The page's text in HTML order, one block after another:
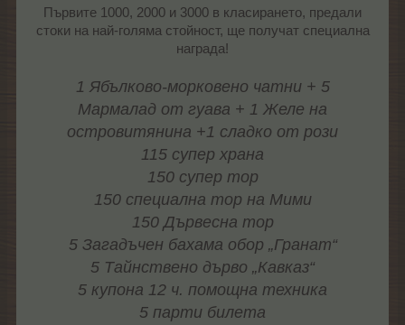
Първите 1000, 2000 и 3000 в класирането, предали
стоки на най-голяма стойност, ще получат специална
награда!
1 Ябълково-морковено чатни + 5
Мармалад от гуава + 1 Желе на
островитянина +1 сладко от рози
115 супер храна
150 супер тор
150 специална тор на Мими
150 Дървесна тор
5 Загадъчен бахама обор „Гранат“
5 Тайнствено дърво „Кавказ“
5 купона 12 ч. помощна техника
5 парти билета